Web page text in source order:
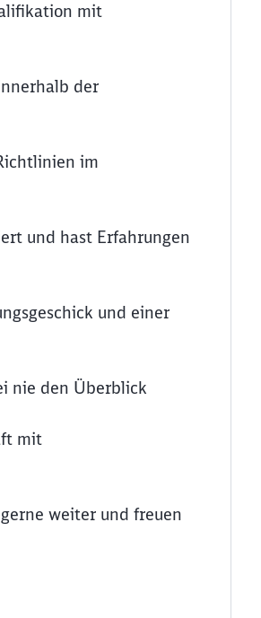
mit
der
im
und hast Erfahrungen
und einer
nie den Überblick
mit
weiter und freuen